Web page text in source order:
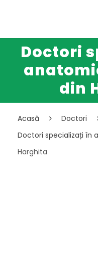
Doctori
din
Acasă
Doctori
Doctori specializați în
Harghita